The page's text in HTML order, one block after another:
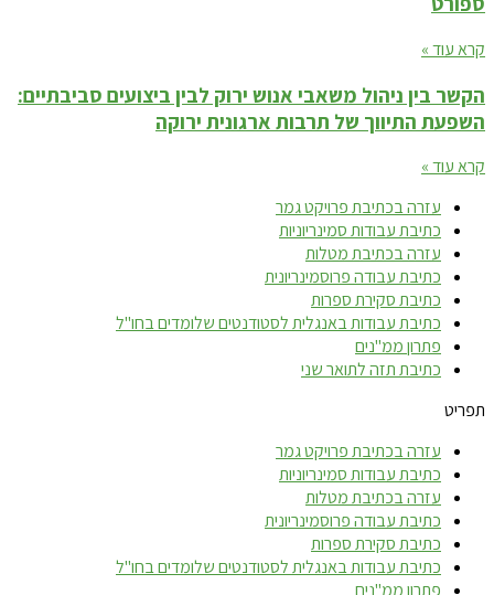
קרא עוד »
הקשר בין ניהול משאבי אנוש ירוק לבין ביצועים סביבתיים:
השפעת התיווך של תרבות ארגונית ירוקה
קרא עוד »
עזרה בכתיבת פרויקט גמר
כתיבת עבודות סמינריוניות
עזרה בכתיבת מטלות
כתיבת עבודה פרוסמינריונית
כתיבת סקירת ספרות
כתיבת עבודות באנגלית לסטודנטים שלומדים בחו"ל
פתרון ממ"נים
כתיבת תזה לתואר שני
תפריט
עזרה בכתיבת פרויקט גמר
כתיבת עבודות סמינריוניות
עזרה בכתיבת מטלות
כתיבת עבודה פרוסמינריונית
כתיבת סקירת ספרות
כתיבת עבודות באנגלית לסטודנטים שלומדים בחו"ל